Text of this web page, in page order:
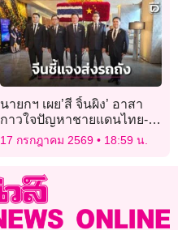
นายกฯ เผย’สี จิ้นผิง’ อาสา
กาวใจปัญหาชายแดนไทย-
กัมพูชา แจงปมส่งรถถัง คำ
สั่งซื้อมีก่อนแล้วสู้รบ
17 กรกฎาคม 2569 18:59 น.